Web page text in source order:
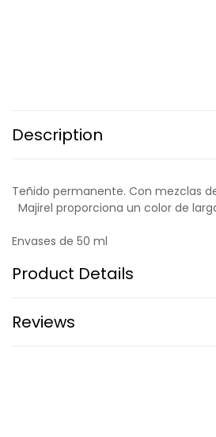
Description
Teñido permanente. Con mezclas
Majirel proporciona un color de
Envases de 50 ml
Product Details
Reviews